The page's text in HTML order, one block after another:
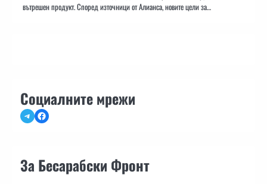
вътрешен продукт. Според източници от Алианса, новите цели за…
Социалните мрежи
TelegramFacebook
За Бесарабски Фронт